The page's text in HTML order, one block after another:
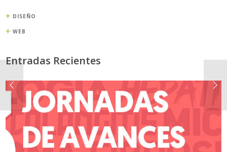
DISEÑO
WEB
Entradas Recientes